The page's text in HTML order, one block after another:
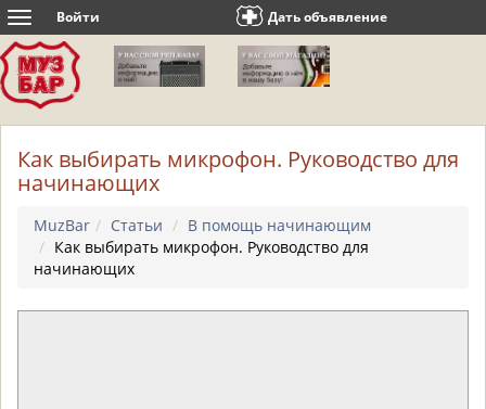
Toggle
navigation
Войти Дать объявление
Как выбирать микрофон. Руководство для
начинающих
MuzBar Статьи
В помощь начинающим
Как выбирать микрофон. Руководство для
начинающих